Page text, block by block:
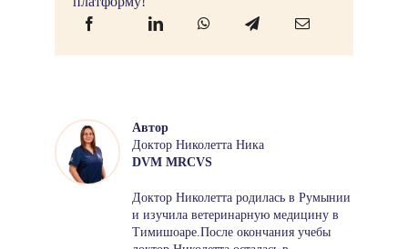
Автор
Доктор Николетта Ника
DVM MRCVS
Доктор Николетта родилась в Румынии
и изучила ветеринарную медицину в
Тимишоаре.После окончания учебы